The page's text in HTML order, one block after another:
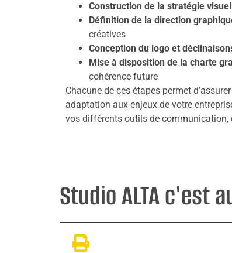
Construction de la stratégie
Définition de la direction
créatives
Conception du logo et
Mise à disposition de la charte
cohérence future
Chacune de ces étapes permet
adaptation aux enjeux de votre
vos différents outils de communication,
Studio ALTA c'est